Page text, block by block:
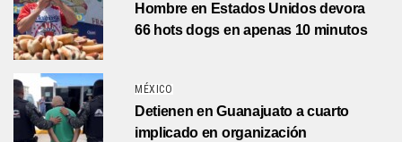
Hombre en Estados Unidos devora
66 hots dogs en apenas 10 minutos
MÉXICO
Detienen en Guanajuato a cuarto
implicado en organización